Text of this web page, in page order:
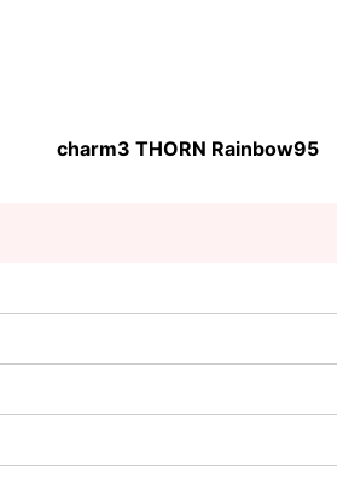
charm3 THORN Rainbow95